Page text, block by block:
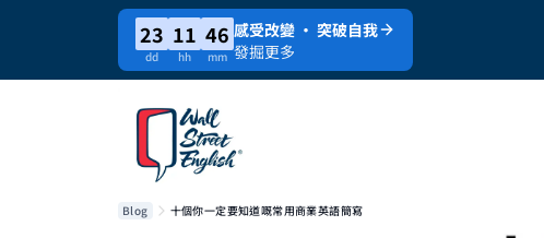
23
dd
11
hh
46
mm
感受改變 · 突破自我
發掘更多
Blog 十個你一定要知道嘅常用商業英語簡寫